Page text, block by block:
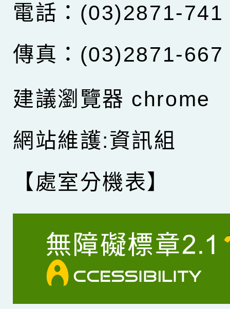
電話：(03)2871-741
傳真：(03)2871-667
建議瀏覽器 chrome
網站維護:資訊組
【處室分機表】